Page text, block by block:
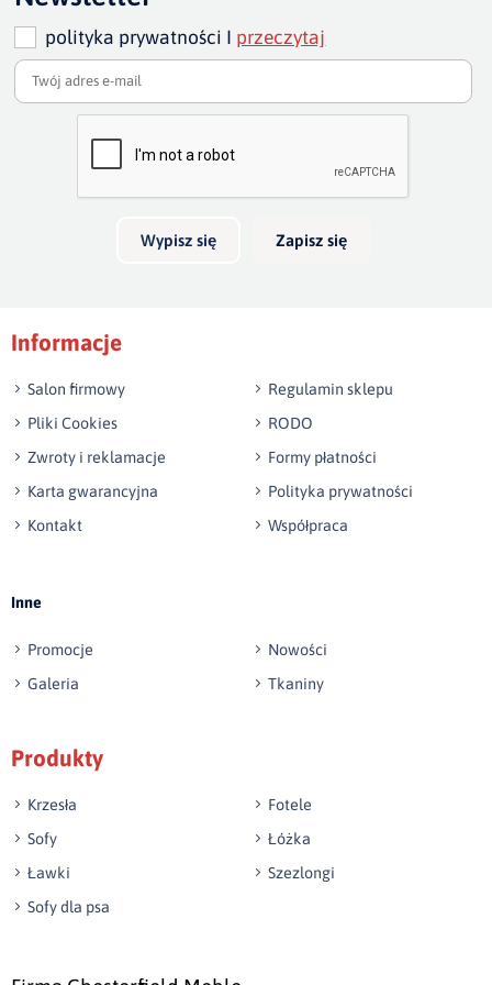
wysokość sofy:80 cm/ w najwyższym punkcie 87-88
szerokość całkowita sofy :
Dodaj opinię o produkcie
Twoja ocena
Bardzo dobry
Twoja opinia o produkcie
Wyślij opinię
polityka prywatności I przeczytaj
Wypisz się Zapisz się
Informacje
Salon firmowy
Regulamin sklepu
Pliki Cookies
RODO
Zwroty i reklamacje
Formy płatności
Karta gwarancyjna
Polityka prywatności
Kontakt
Współpraca
Inne
Promocje
Nowości
Galeria
Tkaniny
Produkty
Krzesła
Fotele
Sofy
Łóżka
Ławki
Szezlongi
Sofy dla psa